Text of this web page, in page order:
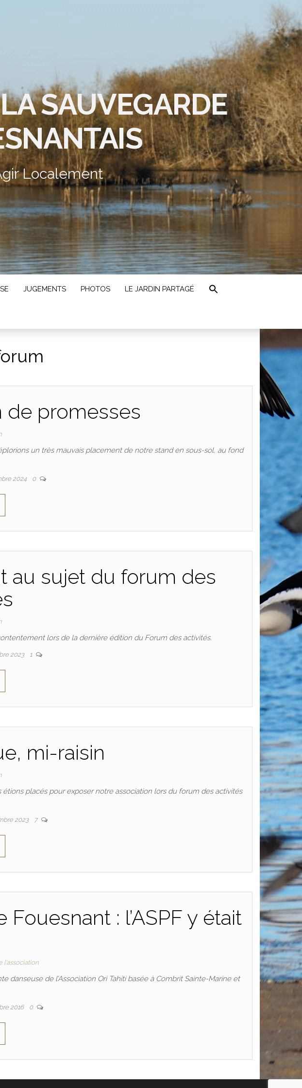
SAUVEGARDE
Localement
JUGEMENTS PHOTOS LE JARDIN PARTAGÉ
de promesses
un très mauvais placement de notre stand en sous-sol, au fond
2024 0
au sujet du forum des
lors de la dernière édition du Forum des activités.
2023 1
mi-raisin
placés pour exposer notre association lors du forum des activités
2023 7
: l’ASPF y était
l'association
danseuse de l’Association Ori Tahiti basée à Combrit Sainte-Marine et
2016 0